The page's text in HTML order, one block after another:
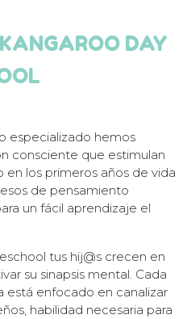
DAY
especializado hemos
consciente que estimulan
los primeros años de vida
de pensamiento
un fácil aprendizaje el
tus hij@s crecen en
su sinapsis mental. Cada
está enfocado en canalizar
habilidad necesaria para